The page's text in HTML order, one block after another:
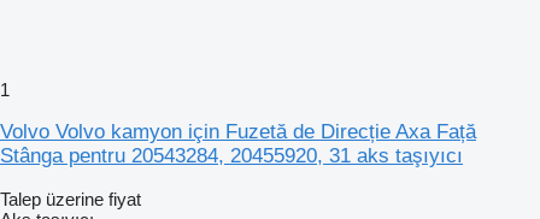
1
Volvo Volvo kamyon için Fuzetă de Direcție Axa Față
Stânga pentru 20543284, 20455920, 31 aks taşıyıcı
Talep üzerine fiyat